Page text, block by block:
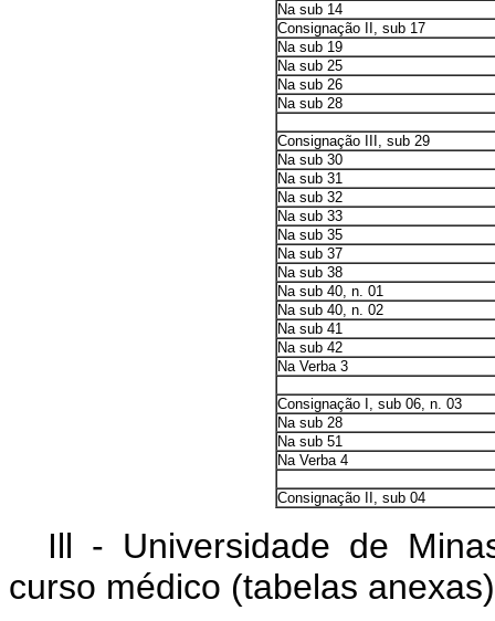
Na sub 14
Consignação II, sub 17
Na sub 19
Na sub 25
Na sub 26
Na sub 28
Consignação III, sub 29
Na sub 30
Na sub 31
Na sub 32
Na sub 33
Na sub 35
Na sub 37
Na sub 38
Na sub 40, n. 01
Na sub 40, n. 02
Na sub 41
Na sub 42
Na Verba 3
Consignação I, sub 06, n. 03
Na sub 28
Na sub 51
Na Verba 4
Consignação II, sub 04
Ill - Universidade de
curso médico (tabelas